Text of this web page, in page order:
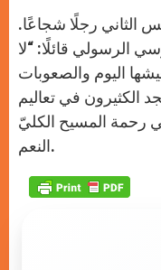
الثاني رجلًا شجاعًا.
الرسولي قائلًا: “لا
اليوم والصعوبات
الكثيرون في تعاليم
في رحمة المسيح الكليّ
النعم.